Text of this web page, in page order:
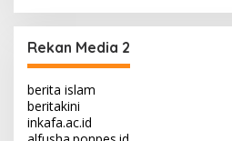
Rekan Media 2
berita islam
beritakini
inkafa.ac.id